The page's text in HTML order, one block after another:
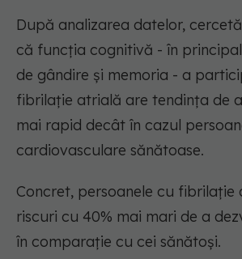
După analizarea datelor,
că funcția cognitivă - în
de gândire și memoria - a
fibrilație atrială are tendința de
mai rapid decât în cazul
cardiovasculare sănătoase.
Concret, persoanele cu
riscuri cu 40% mai mari de a
în comparație cu cei sănătoși.